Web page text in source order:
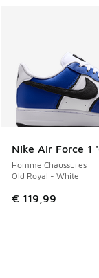
Nike Air Force 1
Homme Chaussures
Old Royal - White
€ 119,99